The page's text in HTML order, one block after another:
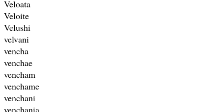
Veloata
Veloite
Velushi
velvani
vencha
venchae
vencham
venchame
venchani
venchania